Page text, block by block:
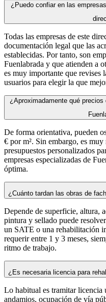
¿Puedo confiar en las
Todas las empresas de este
documentación legal que las
establecidas. Por tanto, son
Fuenlabrada y que atienden a
es muy importante que revises
usuarios para elegir la que
¿Aproximadamente qué
De forma orientativa, pueden
€ por m². Sin embargo, es
presupuestos personalizados
empresas especializadas de
óptima.
¿Cuánto tardan las obras de
Depende de superficie, altura,
pintura y sellado puede
un SATE o una rehabilitación
requerir entre 1 y 3 meses,
ritmo de trabajo.
¿Es necesaria licencia para
Lo habitual es tramitar licencia
andamios, ocupación de vía